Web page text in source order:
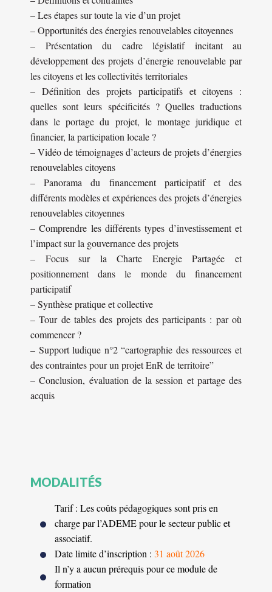
– Les étapes sur toute la vie d’un projet
– Opportunités des énergies renouvelables citoyennes
– Présentation du cadre législatif incitant au
développement des projets d’énergie renouvelable par
les citoyens et les collectivités territoriales
– Définition des projets participatifs et citoyens :
quelles sont leurs spécificités ? Quelles traductions
dans le portage du projet, le montage juridique et
financier, la participation locale ?
– Vidéo de témoignages d’acteurs de projets d’énergies
renouvelables citoyens
– Panorama du financement participatif et des
différents modèles et expériences des projets d’énergies
renouvelables citoyennes
– Comprendre les différents types d’investissement et
l’impact sur la gouvernance des projets
– Focus sur la Charte Energie Partagée et
positionnement dans le monde du financement
participatif
– Synthèse pratique et collective
– Tour de tables des projets des participants : par où
commencer ?
– Support ludique n°2 “cartographie des ressources et
des contraintes pour un projet EnR de territoire”
– Conclusion, évaluation de la session et partage des
acquis
MODALITÉS
Tarif : Les coûts pédagogiques sont pris en
charge par l’ADEME pour le secteur public et
associatif.
Date limite d’inscription : 31 août 2026
Il n’y a aucun prérequis pour ce module de
formation